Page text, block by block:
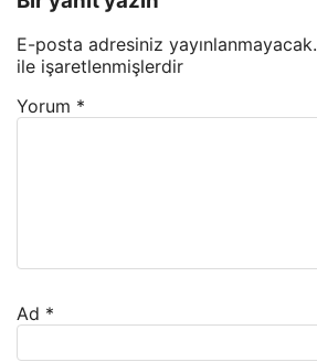
E-posta adresiniz yayınlanmayacak.
ile işaretlenmişlerdir
Yorum *
Ad *